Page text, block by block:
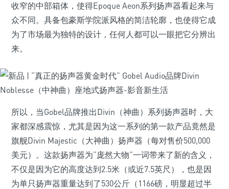
收窄的中部箱体，使得Epoque Aeon系列扬声器看起来与
众不同。具备包豪斯学院派风格的简洁轮廓，也使得它成
为了市场最为独特的设计，任何人都可以一眼把它分辨出
来。
所以，当Gobel品牌推出Divin（神曲）系列扬声器时，大
家都深感震惊，尤其是因为这一系列的第一款产品竟然是
旗舰Divin Majestic（大神曲）扬声器（每对售价500,000
美元）。这款扬声器为“庞然大物”一词带来了新的含义，
不仅是因为它的高度达到2.5米（或近7.5英尺），也是因
为单只扬声器重量达到了530公斤（1166磅，明显超过半